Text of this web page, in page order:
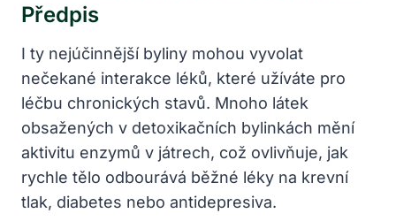
Předpis
I ty nejúčinnější byliny mohou vyvolat
nečekané interakce léků, které užíváte pro
léčbu chronických stavů. Mnoho látek
obsažených v detoxikačních bylinkách mění
aktivitu enzymů v játrech, což ovlivňuje, jak
rychle tělo odbourává běžné léky na krevní
tlak, diabetes nebo antidepresiva.